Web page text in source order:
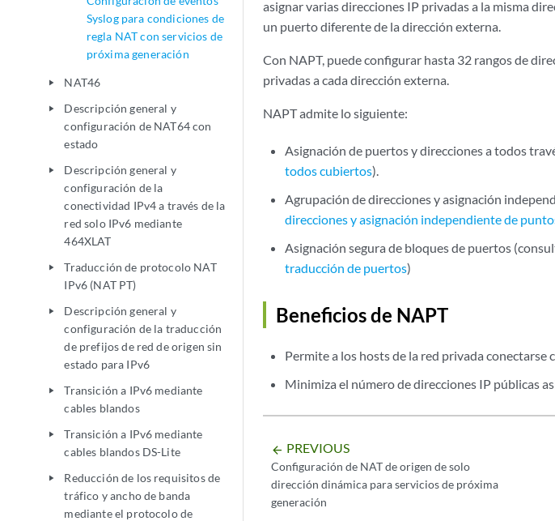
Syslog para condiciones de
regla NAT con servicios de
próxima generación
play_arrow NAT46
play_arrow
Descripción general y
configuración de NAT64 con
estado
play_arrow
Descripción general y
configuración de la
conectividad IPv4 a través de la
red solo IPv6 mediante
464XLAT
play_arrow
Traducción de protocolo NAT
IPv6 (NAT PT)
play_arrow
Descripción general y
configuración de la traducción
de prefijos de red de origen sin
estado para IPv6
play_arrow
Transición a IPv6 mediante
cables blandos
play_arrow
Transición a IPv6 mediante
cables blandos DS-Lite
play_arrow
Reducción de los requisitos de
tráfico y ancho de banda
mediante el protocolo de
asignar varias direcciones IP privadas a la misma
un puerto diferente de la dirección externa.
Con NAPT, puede configurar hasta 32 rangos de
privadas a cada dirección externa.
NAPT admite lo siguiente:
Asignación de puertos y direcciones a todos
todos cubiertos).
Agrupación de direcciones y asignación
direcciones y asignación independiente de
Asignación segura de bloques de puertos
traducción de puertos)
Beneficios de NAPT
Permite a los hosts de la red privada
Minimiza el número de direcciones IP públicas
arrow_backward PREVIOUS
Configuración de NAT de origen de solo
dirección dinámica para servicios de próxima
generación